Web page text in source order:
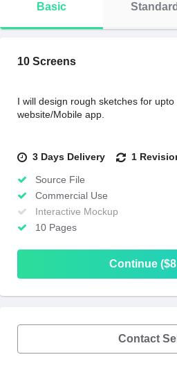
Basic Standard
10 Screens
I will design rough sketches for
website/Mobile app.
3 Days Delivery 1
Source File
Commercial Use
Interactive Mockup
10 Pages
Continue
Contact